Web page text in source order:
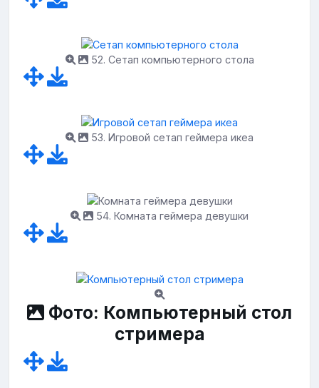
52. Сетап компьютерного стола
53. Игровой сетап геймера икеа
54. Комната геймера девушки
Фото: Компьютерный стол
стримера